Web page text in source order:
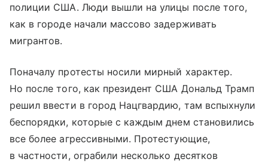
полиции США. Люди вышли на улицы после того,
как в городе начали массово задерживать
мигрантов.
Поначалу протесты носили мирный характер.
Но после того, как президент США Дональд Трамп
решил ввести в город Нацгвардию, там вспыхнули
беспорядки, которые с каждым днем становились
все более агрессивными. Протестующие,
в частности, ограбили несколько десятков